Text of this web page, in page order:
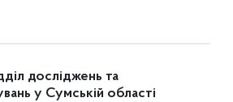
досліджень та
у Сумській області